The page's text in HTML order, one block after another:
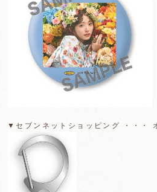
▼セブンネットショッピング ・・・